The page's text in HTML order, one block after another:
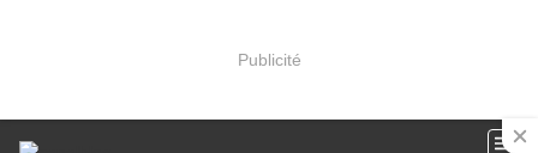
Publicité